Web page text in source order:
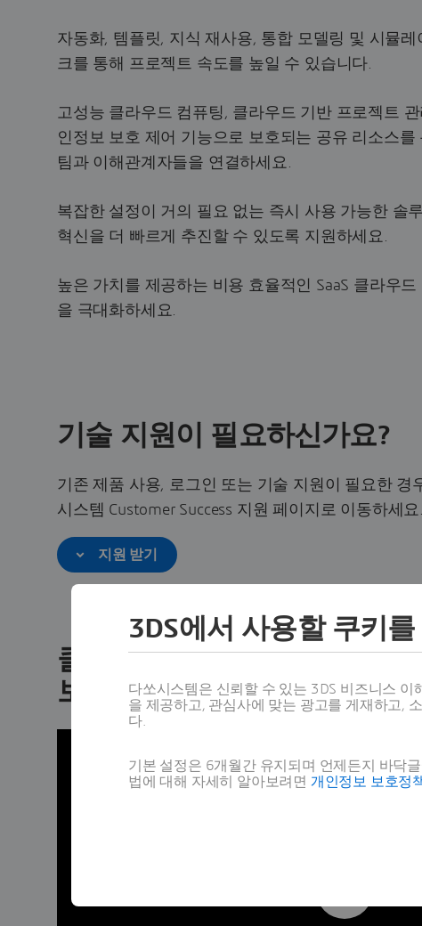
자동화, 템플릿, 지식 재사용, 통합 모델링 및 시뮬
크를 통해 프로젝트 속도를 높일 수 있습니다.
고성능 클라우드 컴퓨팅, 클라우드 기반 프로젝트
인정보 보호 제어 기능으로 보호되는 공유 리소스를
팀과 이해관계자들을 연결하세요.
복잡한 설정이 거의 필요 없는 즉시 사용 가능한 솔
혁신을 더 빠르게 추진할 수 있도록 지원하세요.
높은 가치를 제공하는 비용 효율적인 SaaS 클라우
을 극대화하세요.
기술 지원이 필요하신가요?
기존 제품 사용, 로그인 또는 기술 지원이 필요한 경
시스템 Customer Success 지원 페이지로 이동하세요.
지원 받기
클라우드 기반
보세요
3DS에서 사용할 쿠키
다쏘시스템은 신뢰할 수 있는 3DS 비즈니스
을 제공하고, 관심사에 맞는 광고를 게재하고,
다.
기본 설정은 6개월간 유지되며 언제든지 바닥
법에 대해 자세히 알아보려면 개인정보 보호정